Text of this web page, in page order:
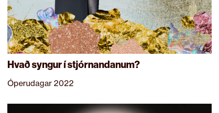
Hvað syngur í stjórnandanum?
Óperudagar 2022